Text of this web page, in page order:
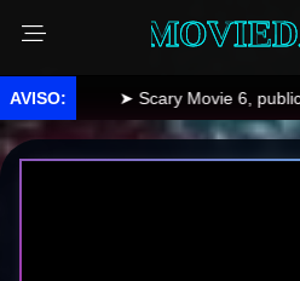
MOVIEDAYS.2
➤ Scary Movie 6, publicado.